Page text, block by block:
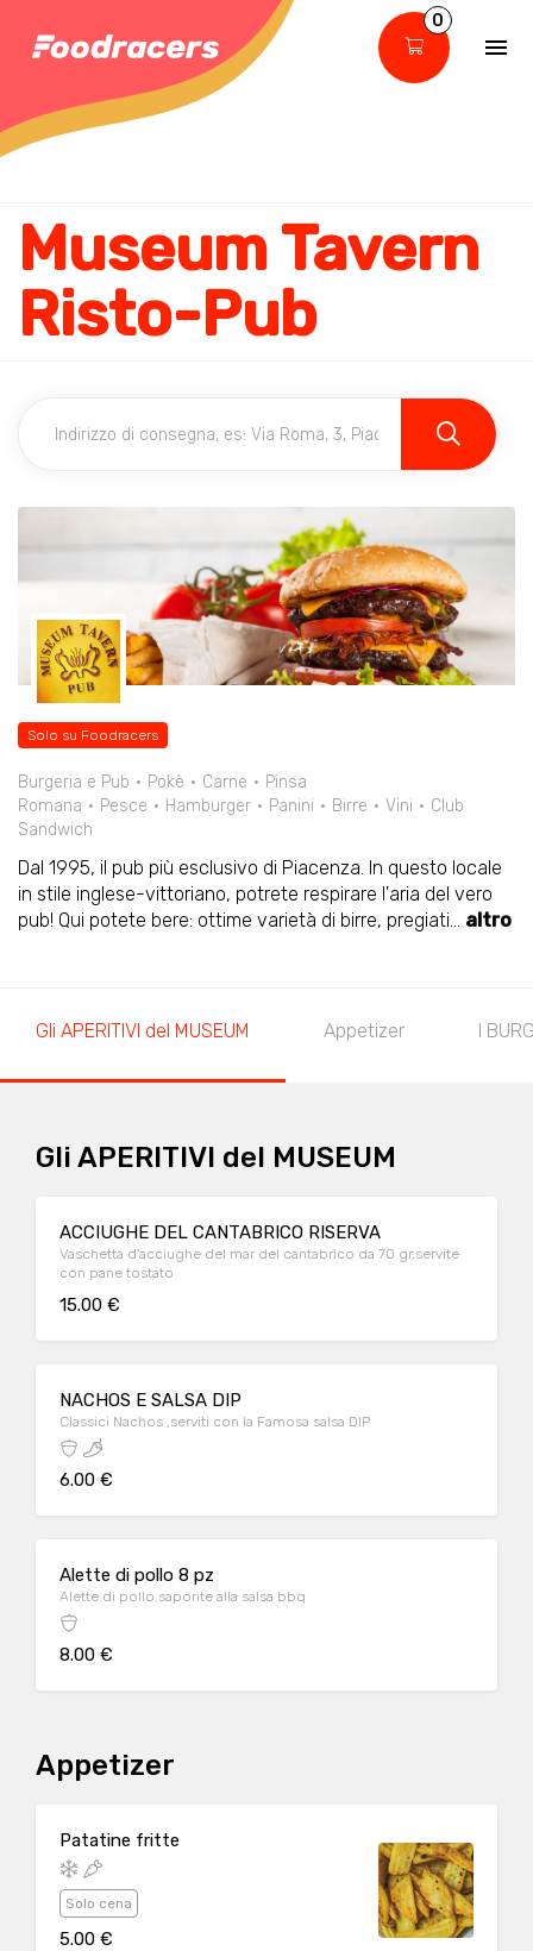
0
Museum Tavern
Risto-Pub
Solo su Foodracers
Burgeria e Pub Pokè Carne
Pinsa
Romana
Pesce Hamburger Panini Birre Vini
Club
Sandwich
Dal 1995, il pub più esclusivo di Piacenza. In questo locale
in stile inglese-vittoriano, potrete respirare l'aria del vero
pub! Qui potete bere: ottime varietà di birre, pregiati... altro
Gli APERITIVI del MUSEUM Appetizer I
Gli APERITIVI del MUSEUM
ACCIUGHE DEL CANTABRICO RISERVA
Vaschetta d'acciughe del mar del cantabrico da 70 gr,servite
con pane tostato
15.00 €
NACHOS E SALSA DIP
Classici Nachos ,serviti con la Famosa salsa DIP
6.00 €
Alette di pollo 8 pz
Alette di pollo saporite alla salsa bbq
8.00 €
Appetizer
Patatine fritte
Solo cena
5.00 €